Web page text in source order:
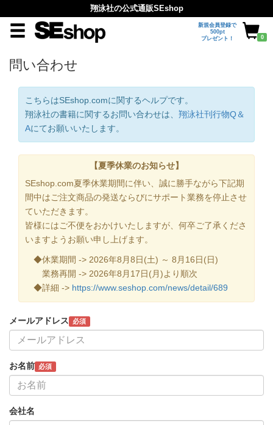
翔泳社の公式通販SEshop
新規会員登録で
500pt
プレゼント！
0
問い合わせ
こちらはSEshop.comに関するヘルプです。
翔泳社の書籍に関するお問い合わせは、 翔泳社刊行物Q＆
Aにてお願いいたします。
【夏季休業のお知らせ】
SEshop.com夏季休業期間に伴い、誠に勝手ながら下記期
間中はご注文商品の発送ならびにサポート業務を停止させ
ていただきます。
皆様にはご不便をおかけいたしますが、何卒ご了承くださ
いますようお願い申し上げます。
◆休業期間 -> 2026年8月8日(土) ～ 8月16日(日)
業務再開 -> 2026年8月17日(月)より順次
◆詳細 -> https://www.seshop.com/news/detail/689
メールアドレス 必須
お名前 必須
会社名